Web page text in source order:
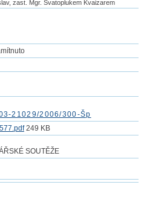
zast. Mgr. Svatoplukem Kvaizarem
21029/2006/300-Šp
249 KB
SOUTĚŽE